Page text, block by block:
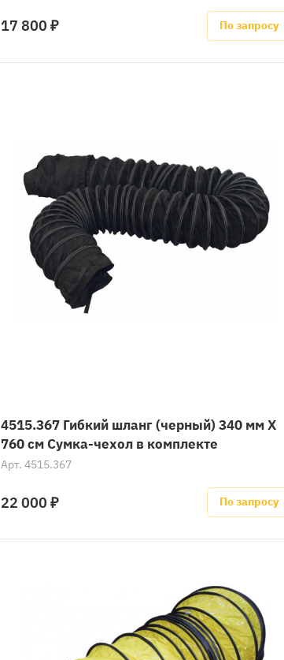
17 800 ₽ По запросу
4515.367 Гибкий шланг (черный) 340 мм X
760 см Сумка-чехол в комплекте
Арт. 4515.367
22 000 ₽ По запросу